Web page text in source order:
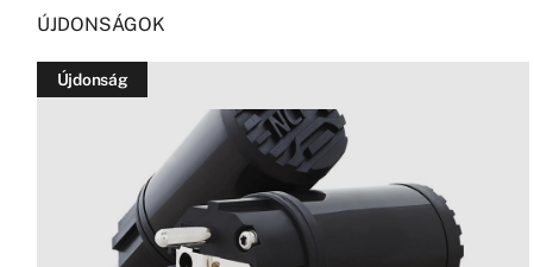
ÚJDONSÁGOK
Újdonság